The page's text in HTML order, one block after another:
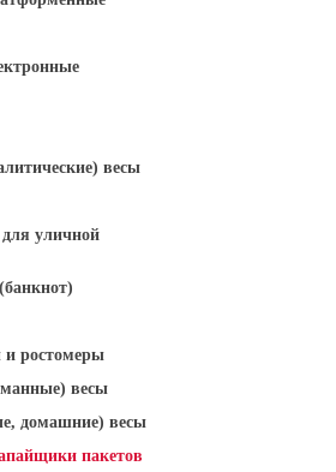
весы
уличной
и ростомеры
весы
домашние) весы
пакетов